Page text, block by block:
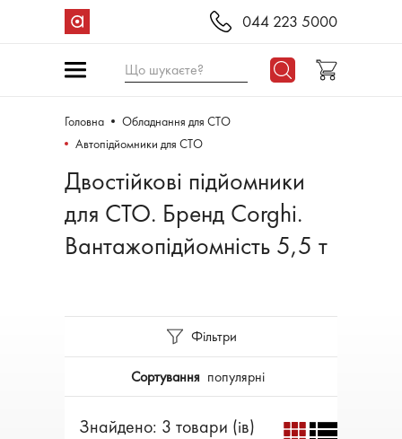
044 223 5000
Що шукаєте?
Головна
Обладнання для СТО
Автопідйомники для СТО
Двостійкові підйомники
для СТО. Бренд Corghi.
Вантажопідйомність 5,5 т
Фільтри
Сортування популярні
Знайдено: 3 товари (ів)